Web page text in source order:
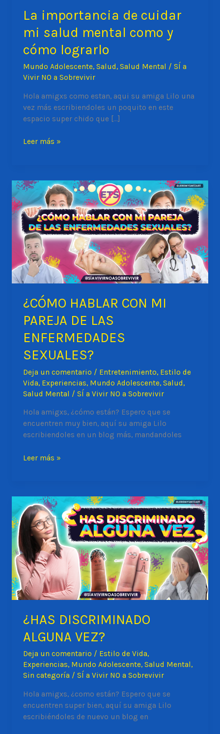
La importancia de cuidar
mi salud mental como y
cómo lograrlo
Mundo Adolescente,Salud,Salud Mental /SÍ a
Vivir NO a Sobrevivir
Hola amigxs como estan, aqui su amiga Lilo una
vez más escribiendoles un poquito en este
espacio super chido que […]
La
mi
salud
mental
como
y
cómo
lograrlo
Leer más »
¿CÓMO HABLAR CON MI
PAREJA DE LAS
ENFERMEDADES
SEXUALES?
Deja un comentario / Entretenimiento, Estilo de
Vida, Experiencias, Mundo Adolescente,Salud,
Salud Mental /SÍ a Vivir NO a Sobrevivir
Hola amigxs, ¿cómo están? Espero que se
encuentren muy bien, aquí su amiga Lilo
escribiendoles en un blog más, mandandoles
¿CÓMO
PAREJA
DE
LAS
ENFERMEDADES
SEXUALES?
Leer más »
¿HAS DISCRIMINADO
ALGUNA VEZ?
Deja un comentario / Estilo de Vida,
Experiencias, Mundo Adolescente,Salud Mental ,
Sin categoría /SÍ a Vivir NO a Sobrevivir
Hola amigxs, ¿como están? Espero que se
encuentren super bien, aquí su amiga Lilo
escribiéndoles de nuevo un blog en